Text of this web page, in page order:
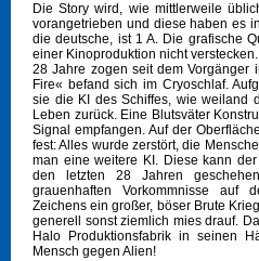
Die Story wird, wie mittlerweile
vorangetrieben und diese haben es
die deutsche, ist 1 A. Die grafische
einer Kinoproduktion nicht verstecken.
28 Jahre zogen seit dem Vorgänger
Fire« befand sich im Cryoschlaf.
sie die KI des Schiffes, wie weiland
Leben zurück. Eine Blutsväter
Signal empfangen. Auf der
fest: Alles wurde zerstört, die
man eine weitere KI. Diese kann
den letzten 28 Jahren
grauenhaften Vorkommnisse auf
Zeichens ein großer, böser Brute
generell sonst ziemlich mies drauf.
Halo Produktionsfabrik in seinen
Mensch gegen Alien!